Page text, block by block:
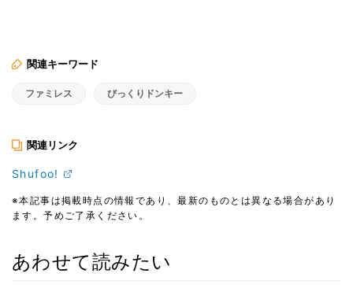
関連キーワード
ファミレス びっくりドンキー
関連リンク
Shufoo!
※本記事は掲載時点の情報であり、最新のものとは異なる場合があり
ます。予めご了承ください。
あわせて読みたい